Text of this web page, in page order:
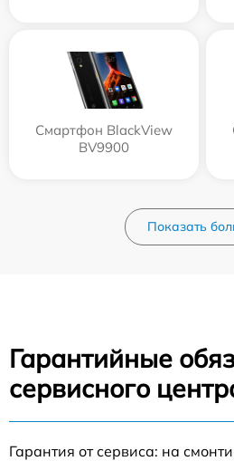
Смартфон BlackView
BV9900
Показать
Гарантийные
сервисного
Гарантия от сервиса: на